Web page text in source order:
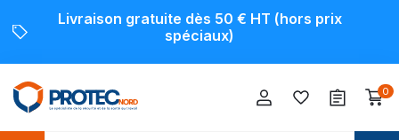
Livraison gratuite dès 50 € HT (hors prix
spéciaux)
0